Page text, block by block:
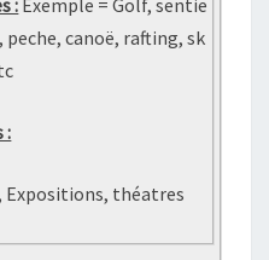
: Exemple = Golf, sentie
canoë, rafting, sk
:
Expositions, théatres